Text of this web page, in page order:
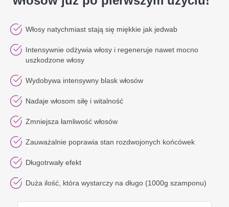
Włosy natychmiast stają się miękkie jak jedwab
Intensywnie odżywia włosy i regeneruje nawet mocno
uszkodzone włosy
Wydobywa intensywny blask włosów
Nadaje włosom siłę i witalność
Zmniejsza łamliwość włosów
Zauważalnie poprawia stan rozdwojonych końcówek
Długotrwały efekt
Duża ilość, która wystarczy na długo (1000g szamponu)